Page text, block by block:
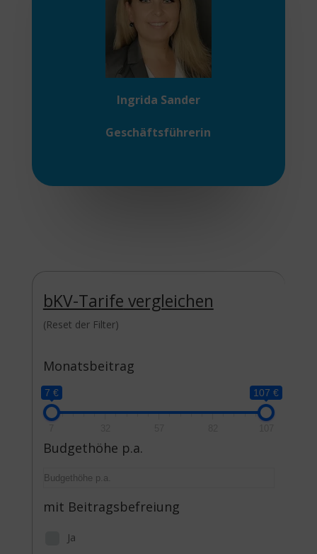
Ingrida Sander
Geschäftsführerin
bKV-Tarife vergleichen
(Reset der Filter)
Monatsbeitrag
7 € 107 €
Budgethöhe p.a.
mit Beitragsbefreiung
Ja